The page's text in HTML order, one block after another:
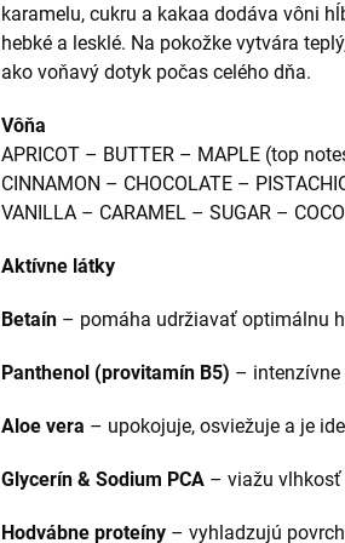
karamelu, cukru a kakaa dodáva vôni
hebké a lesklé. Na pokožke vytvára
ako voňavý dotyk počas celého dňa.
Vôňa
APRICOT – BUTTER – MAPLE (top
CINNAMON – CHOCOLATE –
VANILLA – CARAMEL – SUGAR –
Aktívne látky
Betaín – pomáha udržiavať optimálnu
Panthenol (provitamín B5) – intenzívne
Aloe vera – upokojuje, osviežuje a je
Glycerín & Sodium PCA – viažu
Hodvábne proteíny – vyhladzujú